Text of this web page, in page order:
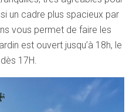
un cadre plus spacieux par
vous permet de faire les
est ouvert jusqu’à 18h, le
17H.